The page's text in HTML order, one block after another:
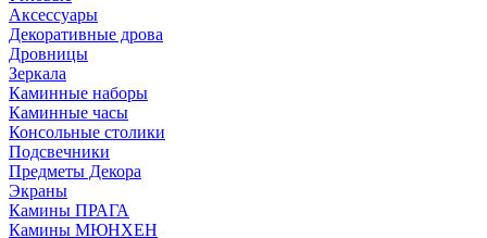
Аксессуары
Декоративные дрова
Дровницы
Зеркала
Каминные наборы
Каминные часы
Консольные столики
Подсвечники
Предметы Декора
Экраны
Камины ПРАГА
Камины МЮНХЕН